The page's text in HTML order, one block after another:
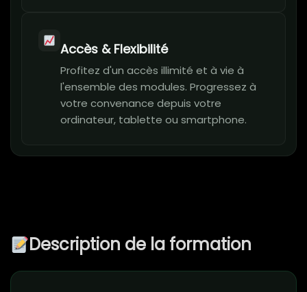
Accès & Flexibilité
Profitez d'un accès illimité et à vie à
l'ensemble des modules. Progressez à
votre convenance depuis votre
ordinateur, tablette ou smartphone.
Description de la formation